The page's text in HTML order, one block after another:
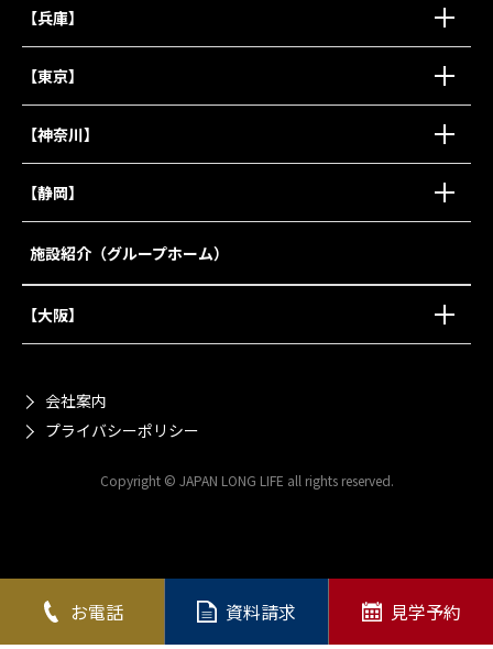
【兵庫】
【東京】
【神奈川】
【静岡】
施設紹介（グループホーム）
【大阪】
会社案内
プライバシーポリシー
Copyright © JAPAN LONG LIFE all rights reserved.
お電話 資料請求 見学予約